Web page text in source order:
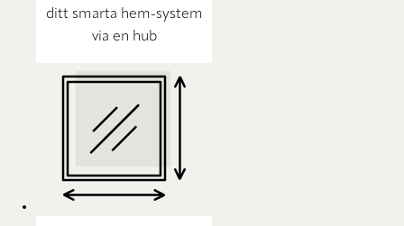
ditt smarta hem-system
via en hub